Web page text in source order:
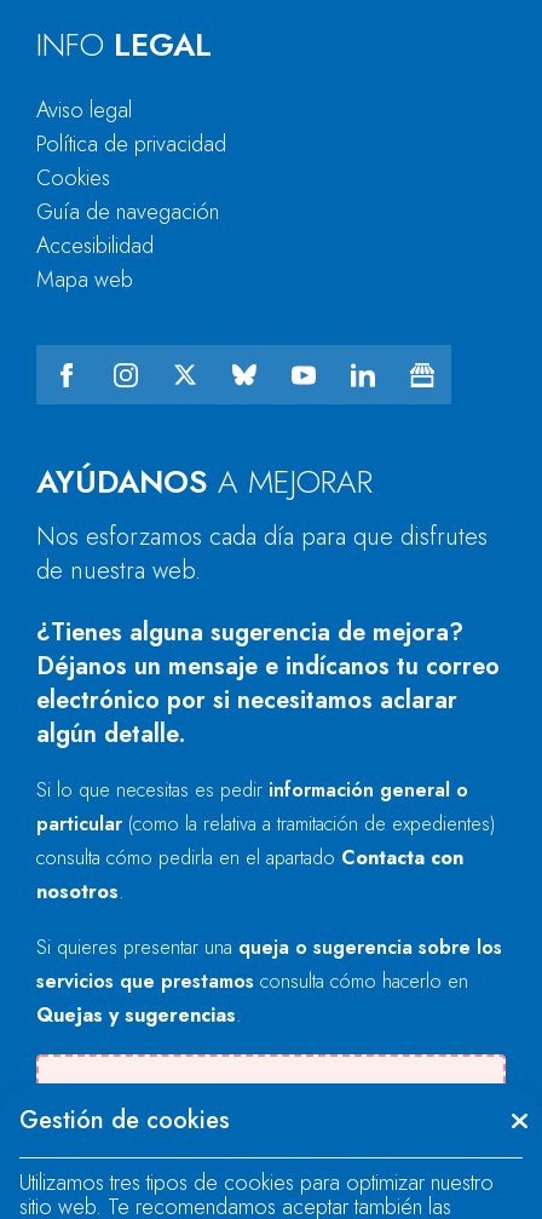
AYÚDANOS A MEJORAR
Nos esforzamos cada día para que disfrutes
de nuestra web.
¿Tienes alguna sugerencia de mejora?
Déjanos un mensaje e indícanos tu correo
electrónico por si necesitamos aclarar
algún detalle.
Si lo que necesitas es pedir información general o
particular (como la relativa a tramitación de expedientes)
consulta cómo pedirla en el apartado Contacta con
nosotros.
Si quieres presentar una queja o sugerencia sobre los
servicios que prestamos consulta cómo hacerlo en
Quejas y sugerencias.
"text".
INFO LEGAL
Aviso legal
Política de privacidad
Cookies
Guía de navegación
Accesibilidad
Mapa web
Gestión de cookies
Utilizamos tres tipos de cookies para optimizar nuestro
sitio web. Te recomendamos aceptar también las